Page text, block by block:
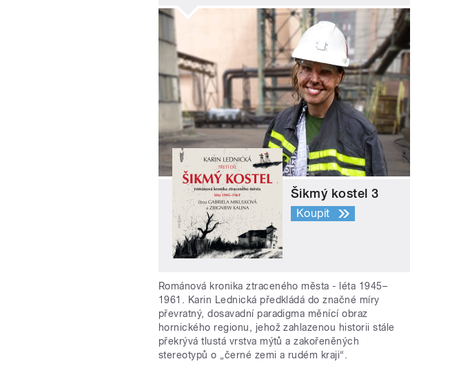
Šikmý kostel 3
Koupit
Románová kronika ztraceného města - léta 1945–
1961. Karin Lednická předkládá do značné míry
převratný, dosavadní paradigma měnící obraz
hornického regionu, jehož zahlazenou historii stále
překrývá tlustá vrstva mýtů a zakořeněných
stereotypů o „černé zemi a rudém kraji“.